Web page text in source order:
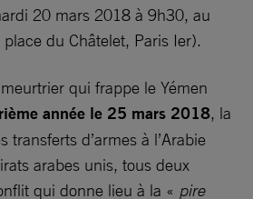
20 mars 2018 à 9h30, au
du Châtelet, Paris Ier).
qui frappe le Yémen
année le 25 mars 2018, la
transferts d’armes à l’Arabie
arabes unis, tous deux
qui donne lieu à la « pire